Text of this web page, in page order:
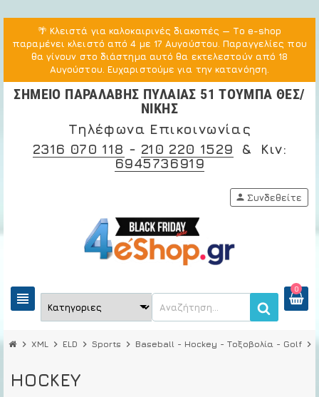
🌴 Κλειστά για καλοκαιρινές διακοπές — Το e-shop
παραμένει κλειστό από 4 με 17 Αυγούστου. Παραγγελίες που
θα γίνουν στο διάστημα αυτό θα εκτελεστούν από 18
Αυγούστου. Ευχαριστούμε για την κατανόηση.
ΣΗΜΕΙΟ ΠΑΡΑΛΑΒΗΣ ΠΥΛΑΙΑΣ 51 ΤΟΥΜΠΑ ΘΕΣ/
ΝΙΚΗΣ
Τηλέφωνα Επικοινωνίας
2316 070 118 - 210 220 1529 & Κιν:
6945736919
view_headline
0
person Συνδεθείτε
chevron_right XML chevron_right ELD chevron_right Sports chevron_right Baseball - Hockey - Τοξοβολία - Golf chevron_right
HOCKEY